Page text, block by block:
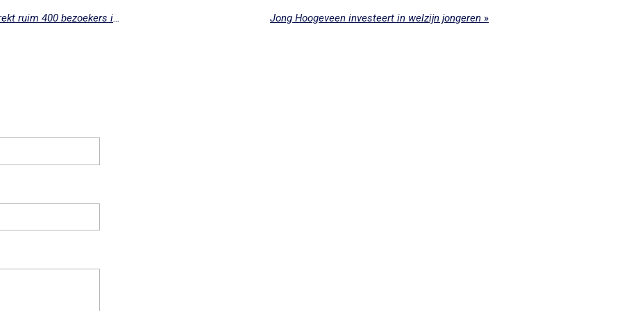
Theater over leefgeluk en dementie trekt ruim 400 bezoekers in Hoogeveen Jong Hoogeveen investeert in welzijn jongeren »